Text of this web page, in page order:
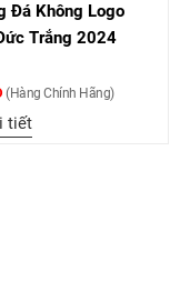
Đá Không Logo
Trắng 2024
(Hàng Chính Hãng)
tiết